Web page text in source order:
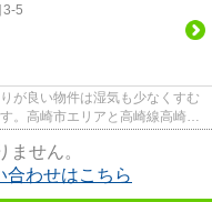
3-5
が良い物件は湿気も少なくすむ
。高崎市エリアと高崎線高崎付
せん。
合わせはこちら